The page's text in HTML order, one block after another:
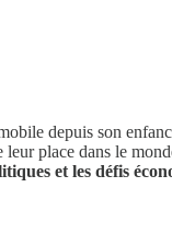
depuis son
place dans le
et les défis